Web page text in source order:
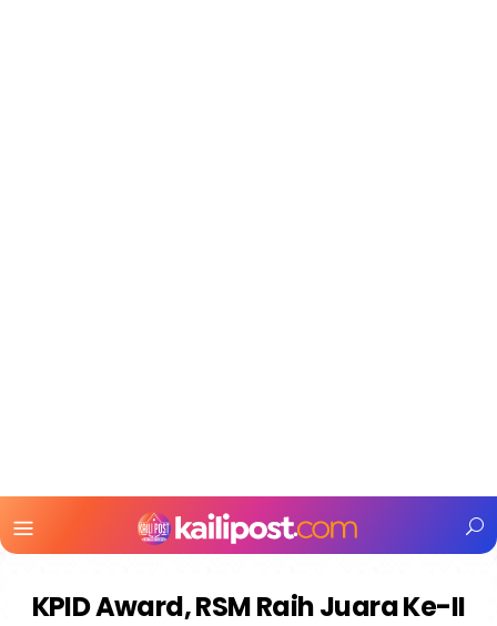
Mobile
KPID Award, RSM Raih Juara Ke-II